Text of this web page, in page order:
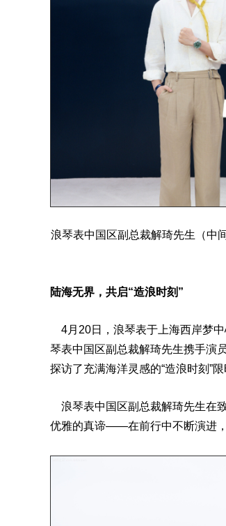
浪琴表中国区副总裁解琦先生（中
陆海无界，共启“造浪时刻”
4月20日，浪琴表于上海西岸梦
琴表中国区副总裁解琦先生携手演
探访了充满海洋灵感的“造浪时刻”限
浪琴表中国区副总裁解琦先生在
优雅的真谛——在前行中不断演进